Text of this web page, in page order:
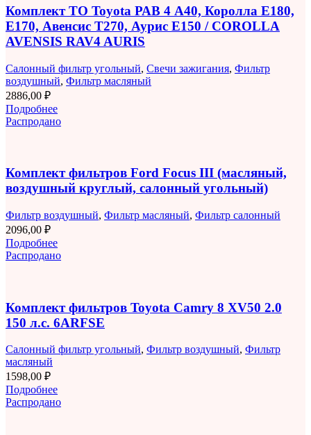
Комплект ТО Toyota РАВ 4 A40, Королла E180,
E170, Авенсис T270, Аурис E150 / COROLLA
AVENSIS RAV4 AURIS
Салонный фильтр угольный, Свечи зажигания, Фильтр
воздушный, Фильтр масляный
2886,00 ₽
Подробнее
Распродано
Комплект фильтров Ford Focus III (масляный,
воздушный круглый, салонный угольный)
Фильтр воздушный, Фильтр масляный, Фильтр салонный
2096,00 ₽
Подробнее
Распродано
Комплект фильтров Toyota Camry 8 XV50 2.0
150 л.с. 6ARFSE
Салонный фильтр угольный, Фильтр воздушный, Фильтр
масляный
1598,00 ₽
Подробнее
Распродано